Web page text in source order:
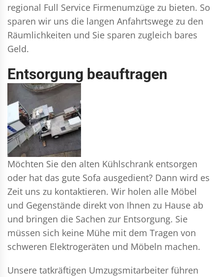
regional Full Service Firmenumzüge zu bieten. So
sparen wir uns die langen Anfahrtswege zu den
Räumlichkeiten und Sie sparen zugleich bares
Geld.
Entsorgung beauftragen
Möchten Sie den alten Kühlschrank entsorgen
oder hat das gute Sofa ausgedient? Dann wird es
Zeit uns zu kontaktieren. Wir holen alle Möbel
und Gegenstände direkt von Ihnen zu Hause ab
und bringen die Sachen zur Entsorgung. Sie
müssen sich keine Mühe mit dem Tragen von
schweren Elektrogeräten und Möbeln machen.
Unsere tatkräftigen Umzugsmitarbeiter führen